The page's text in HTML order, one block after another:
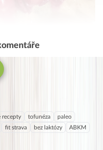
recepty tofunéza
paleo
fit strava bez laktózy
ABKM